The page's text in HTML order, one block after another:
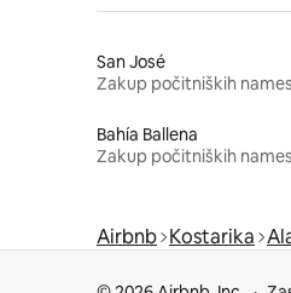
San José
Bahía Ballena
Airbnb Kostarika